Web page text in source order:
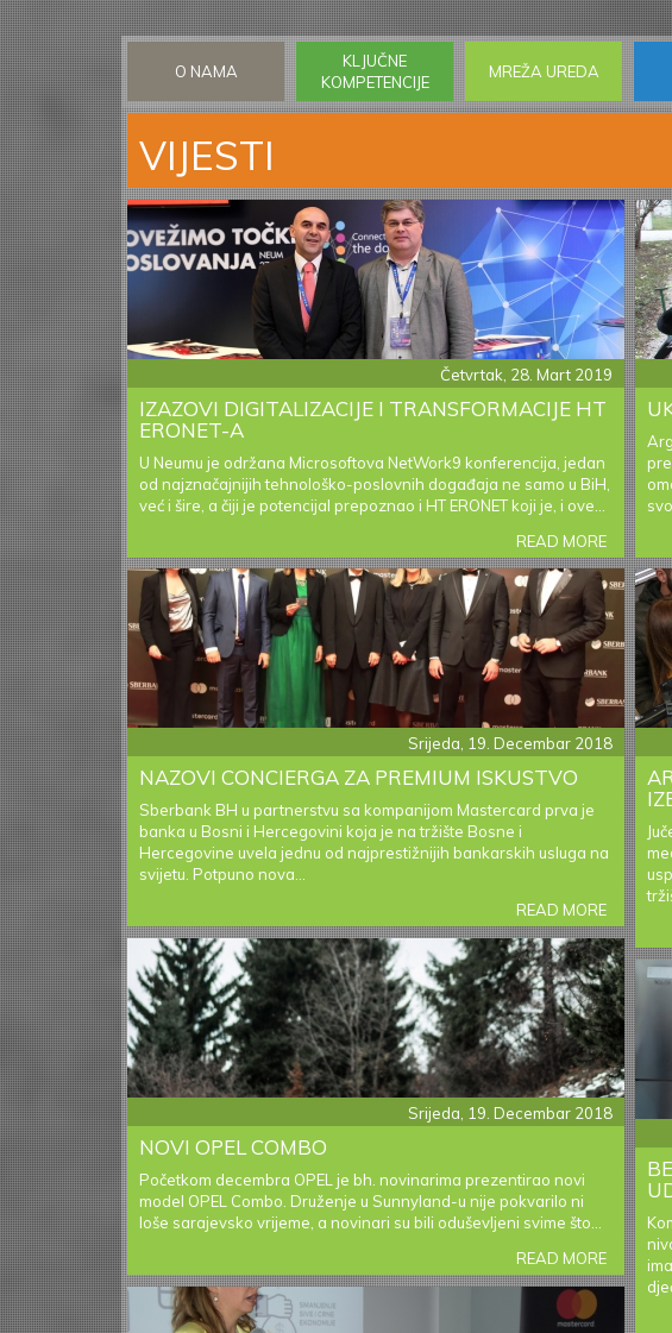
Skip
to
main
content
O NAMA
KLJUČNE
KOMPETENCIJE
MREŽA UREDA
VIJESTI
Četvrtak, 28. Mart 2019
IZAZOVI DIGITALIZACIJE I TRANSFORMACIJE HT
ERONET-A
U Neumu je održana Microsoftova NetWork9 konferencija, jedan
od najznačajnijih tehnološko-poslovnih događaja ne samo u BiH,
već i šire, a čiji je potencijal prepoznao i HT ERONET koji je, i ove...
READ MOREABOUT
IZAZOVI
HT
ERONET-
Srijeda, 19. Decembar 2018
NAZOVI CONCIERGA ZA PREMIUM ISKUSTVO
Sberbank BH u partnerstvu sa kompanijom Mastercard prva je
banka u Bosni i Hercegovini koja je na tržište Bosne i
Hercegovine uvela jednu od najprestižnijih bankarskih usluga na
svijetu. Potpuno nova...
READ MOREABOUT
NAZOVI
ZA
PREMIUM
ISKUSTVO
Srijeda, 19. Decembar 2018
NOVI OPEL COMBO
Početkom decembra OPEL je bh. novinarima prezentirao novi
model OPEL Combo. Druženje u Sunnyland-u nije pokvarilo ni
loše sarajevsko vrijeme, a novinari su bili oduševljeni svime što...
READ MOREABOUT
NOVI
OPEL
COMBO